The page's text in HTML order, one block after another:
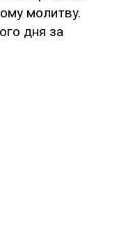
молитву.
дня за